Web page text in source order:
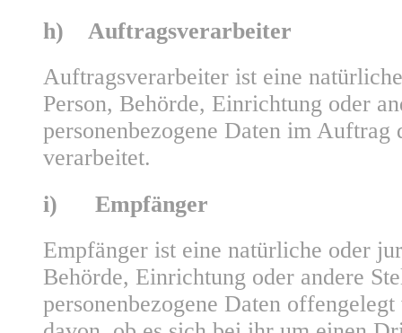
h) Auftragsverarbeiter
Auftragsverarbeiter ist eine
Person, Behörde, Einrichtung oder
personenbezogene Daten im Auftrag
verarbeitet.
i) Empfänger
Empfänger ist eine natürliche oder
Behörde, Einrichtung oder andere
personenbezogene Daten